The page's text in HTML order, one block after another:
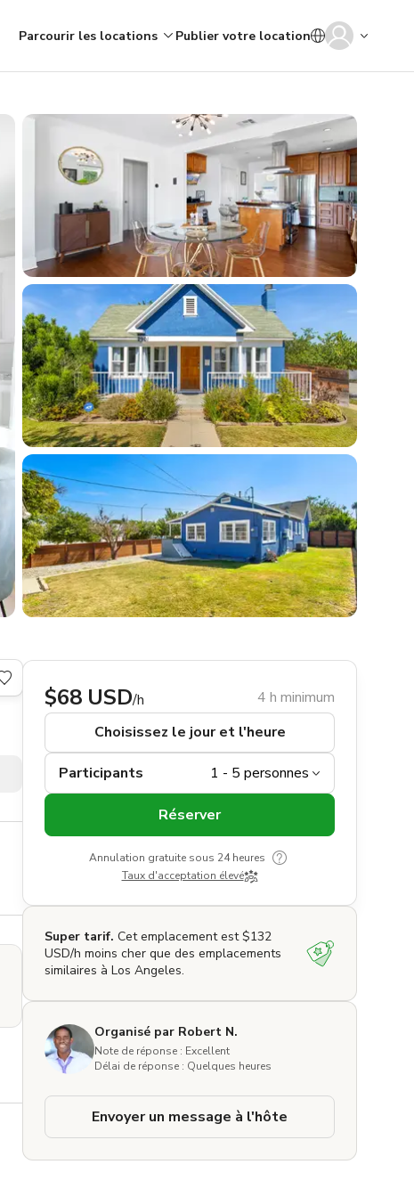
Parcourir les locations Publier votre location
$68 USD/h
4 h minimum
Choisissez le jour et l'heure
Participants
Réserver
Annulation gratuite sous 24 heures
Taux d'acceptation élevé
Super tarif. Cet emplacement est $132
USD/h moins cher que des emplacements
similaires à Los Angeles.
Organisé par Robert N.
Note de réponse : Excellent
Délai de réponse : Quelques heures
Envoyer un message à l'hôte